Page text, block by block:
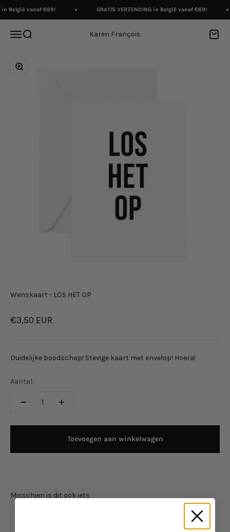
in België vanaf €69! GRATIS VERZENDING in België vanaf €69!
MenuZoeken Karen François
In-/uitzoomen
Wenskaart - LOS HET OP
Aanbiedingsprijs
€3,50 EUR
Duidelijke boodschap! Stevige kaart met envelop! Hoera!
Aantal:
Toevoegen aan winkelwagen